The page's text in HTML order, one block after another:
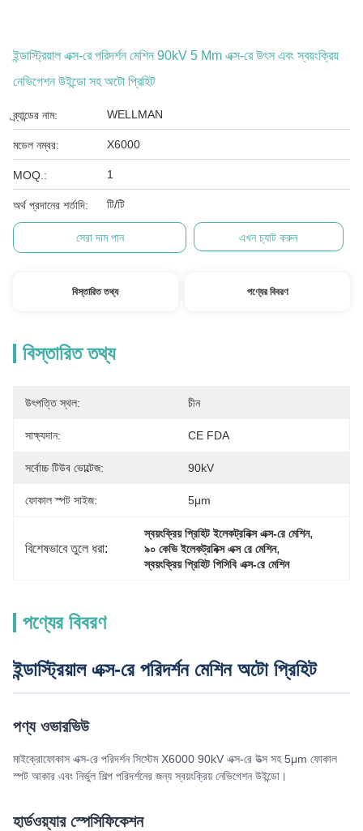
ইন্ডাস্ট্রিয়াল এক্স-রে পরিদর্শন মেশিন 90kV 5 Μm এক্স-রে উৎস এবং স্বয়ংক্রিয়
নেভিগেশন উইন্ডো সহ অটো প্রিহিট
ব্র্যান্ডের নাম: WELLMAN
মডেল নম্বর: X6000
MOQ.: 1
অর্থ প্রদানের শর্তাদি: টি/টি
সেরা দাম পান এখন চ্যাট করুন
বিস্তারিত তথ্য পণ্যের বিবরণ
বিস্তারিত তথ্য
উৎপত্তি স্থল: চীন
সাক্ষ্যদান: CE FDA
সর্বোচ্চ টিউব ভোল্টেজ: 90kV
ফোকাল স্পট সাইজ: 5μm
বিশেষভাবে তুলে ধরা:
স্বয়ংক্রিয় প্রিহিট ইলেকট্রনিক্স এক্স-রে মেশিন,
৯০ কেভি ইলেকট্রনিক্স এক্স রে মেশিন,
স্বয়ংক্রিয় প্রিহিট পিসিবি এক্স-রে মেশিন
পণ্যের বিবরণ
ইন্ডাস্ট্রিয়াল এক্স-রে পরিদর্শন মেশিন অটো প্রিহিট
পণ্য ওভারভিউ
মাইক্রোফোকাস এক্স-রে পরিদর্শন সিস্টেম X6000 90kV এক্স-রে উত্স সহ 5μm ফোকাল
স্পট আকার এবং নির্ভুল শিল্প পরিদর্শনের জন্য স্বয়ংক্রিয় নেভিগেশন উইন্ডো।
হার্ডওয়্যার স্পেসিফিকেশন